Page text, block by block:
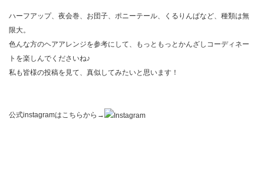
ハーフアップ、夜会巻、お団子、ポニーテール、くるりんぱなど、種類は無
限大。
色んな方のヘアアレンジを参考にして、もっともっとかんざしコーディネー
トを楽しんでくださいね♪
私も皆様の投稿を見て、真似してみたいと思います！
公式instagramはこちらから→